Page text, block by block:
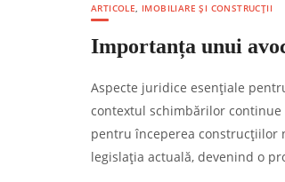
ARTICOLE IMOBILIARE ȘI CONSTRUCȚII
Importanța unui
Aspecte juridice esențiale
contextul schimbărilor
pentru începerea construcțiilor
legislația actuală, devenind o